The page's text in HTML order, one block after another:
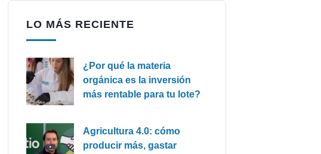
LO MÁS RECIENTE
¿Por qué la materia
orgánica es la inversión
más rentable para tu lote?
Agricultura 4.0: cómo
producir más, gastar